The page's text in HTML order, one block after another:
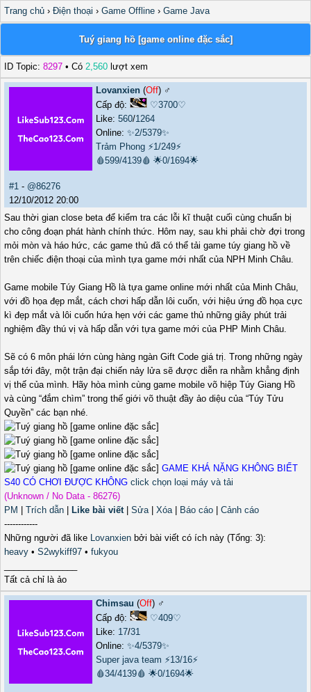
Trang chủ › Điện thoại › Game Offline › Game Java
Tuý giang hồ [game online đặc sắc]
ID Topic: 8297 • Có 2,560 lượt xem
Lovanxien (Off) ♂️
Cấp độ:
♡3700♡
Like: 560/1264
Online: ✨2/5379✨
Trảm Phong ⚡1/249⚡
🩸599/4139🩸 🌟0/1694🌟
#1 - @86276
12/10/2012 20:00
Sau thời gian close beta để kiểm tra các lỗi kĩ thuật cuối cùng chuẩn bị
cho công đoạn phát hành chính thức. Hôm nay, sau khi phải chờ đợi trong
mỏi mòn và háo hức, các game thủ đã có thể tải game túy giang hồ về
trên chiếc điện thoại của mình tựa game mới nhất của NPH Minh Châu.
Game mobile Túy Giang Hồ là tựa game online mới nhất của Minh Châu,
với đồ họa đẹp mắt, cách chơi hấp dẫn lôi cuốn, với hiệu ứng đồ họa cực
kì đẹp mắt và lôi cuốn hứa hẹn với các game thủ những giây phút trải
nghiệm đầy thú vị và hấp dẫn với tựa game mới của PHP Minh Châu.
Sẽ có 6 môn phái lớn cùng hàng ngàn Gift Code giá trị. Trong những ngày
sắp tới đây, một trận đại chiến nảy lửa sẽ được diễn ra nhằm khẳng định
vị thế của mình. Hãy hòa mình cùng game mobile võ hiệp Túy Giang Hồ
và cùng “đắm chìm” trong thế giới võ thuật đầy ảo diệu của “Túy Tửu
Quyền” các bạn nhé.
GAME KHÁ NẶNG KHÔNG BIẾT
S40 CÓ CHƠI ĐƯỢC KHÔNG click chọn loại máy và tải
(Unknown / No Data - 86276)
PM
Trích dẫn Like bài viết| Sửa| Xóa| Báo cáo
Cảnh cáo
------------
Những người đã like Lovanxien bởi bài viết có ích này (Tổng: 3):
heavy • S2wykiff97 • fukyou
Tất cả chỉ là ảo
Chimsau (Off) ♂️
Cấp độ:
♡409♡
Like: 17/31
Online: ✨4/5379✨
Super java team ⚡13/16⚡
🩸34/4139🩸 🌟0/1694🌟